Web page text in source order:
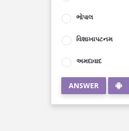
ભોપાલ
વિશાખાપટનમ
અમદાવાદ
ANSWER